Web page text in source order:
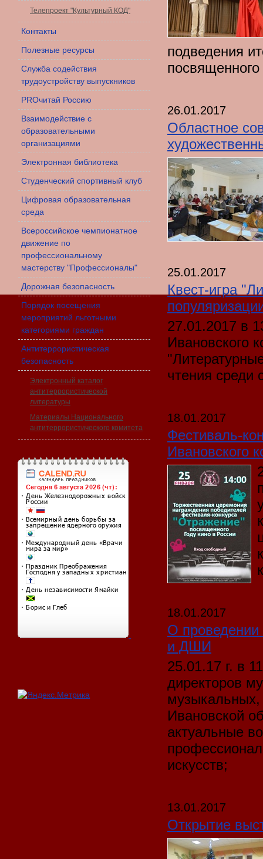
Телепроект "Культурный КОД"
Контакты
Полезные ресурсы
Служба содействия
трудоустройству выпускников
PROчитай Россию
Взаимодействие с
образовательными
организациями
Электронная библиотека
Студенческий спортивный клуб
Цифровая образовательная
среда
Всероссийское чемпионатное
движение по
профессиональному
мастерству "Профессионалы"
Дорожная безопасность
Порядок посещения
мероприятий льготными
категориями граждан
Антитеррористическая
безопасность
Электронный каталог
антитеррористической
литературы
Материалы Национального
антитеррористического комитета
подведения
26.01.2017
Областное
25.01.2017
Квест-игра
27.01.2017 в
Ивановского
чтения среди
18.01.2017
Фестиваль-
Ивановского
18.01.2017
О
и ДШИ
25.01.17 г. в
директоров
музыкальных,
Ивановской
актуальные
искусств;
13.01.2017
Открытие